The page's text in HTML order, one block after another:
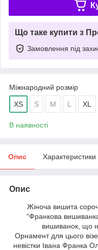
Що таке купити з
Замовлення під
Міжнародний розмір
XS S M L XL
В наявності
Опис Характеристики
Опис
Жіноча вишита
“Франкова
вишиванок, що
Орнамент для цього
невістки Івана Франка